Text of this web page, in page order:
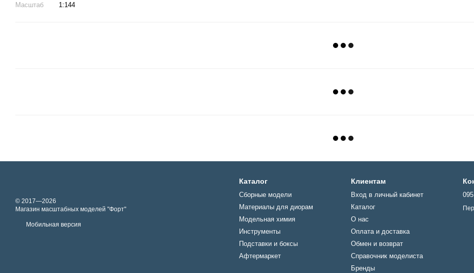
Масштаб 1:144
© 2017—2026
Магазин масштабных моделей "Форт"
Мобильная версия
Каталог
Сборные модели
Материалы для диорам
Модельная химия
Инструменты
Подставки и боксы
Афтермаркет
Клиентам
Вход в личный кабинет
Каталог
О нас
Оплата и доставка
Обмен и возврат
Справочник моделиста
Бренды